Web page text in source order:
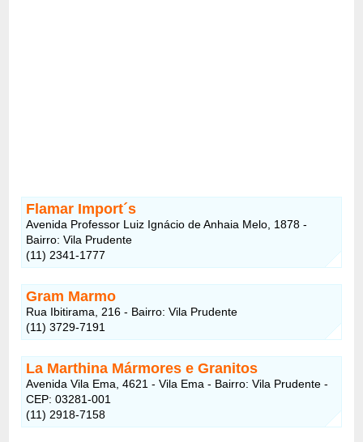
Flamar Import´s
Avenida Professor Luiz Ignácio de Anhaia Melo, 1878 -
Bairro: Vila Prudente
(11) 2341-1777
Gram Marmo
Rua Ibitirama, 216 - Bairro: Vila Prudente
(11) 3729-7191
La Marthina Mármores e Granitos
Avenida Vila Ema, 4621 - Vila Ema - Bairro: Vila Prudente -
CEP: 03281-001
(11) 2918-7158